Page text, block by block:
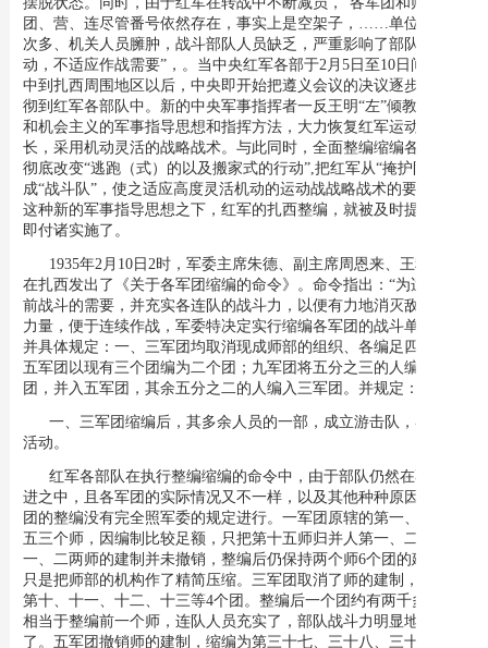
团、营、连尽管番号依然存在，事实上是空架子，……单位多、层
次多、机关人员臃肿，战斗部队人员缺乏，严重影响了部队的机
动，不适应作战需要”，。当中央红军各部于2月5日至10日间，集
中到扎西周围地区以后，中央即开始把遵义会议的决议逐步传达贯
彻到红军各部队中。新的中央军事指挥者一反王明“左”倾教条主义
和机会主义的军事指导思想和指挥方法，大力恢复红军运动战的特
长，采用机动灵活的战略战术。与此同时，全面整编缩编各部队，
彻底改变“逃跑（式）的以及搬家式的行动”,把红军从“掩护队”变
成“战斗队”，使之适应高度灵活机动的运动战战略战术的要求。在
这种新的军事指导思想之下，红军的扎西整编，就被及时提出并立
即付诸实施了。
1935年2月10日2时，军委主席朱德、副主席周恩来、王稼祥，
在扎西发出了《关于各军团缩编的命令》。命令指出：“为适应目
前战斗的需要，并充实各连队的战斗力，以便有力地消灭敌人有生
力量，便于连续作战，军委特决定实行缩编各军团的战斗单位”。
并具体规定：一、三军团均取消现成师部的组织、各编足四个团；
五军团以现有三个团编为二个团；九军团将五分之三的人编为一个
团，并入五军团，其余五分之二的人编入三军团。并规定：
一、三军团缩编后，其多余人员的一部，成立游击队，在地方
活动。
红军各部队在执行整编缩编的命令中，由于部队仍然在不断转
进之中，且各军团的实际情况又不一样，以及其他种种原因，各军
团的整编没有完全照军委的规定进行。一军团原辖的第一、二、十
五三个师，因编制比较足额，只把第十五师归并人第一、二师，
一、二两师的建制并未撤销，整编后仍保持两个师6个团的建制，
只是把师部的机构作了精简压缩。三军团取消了师的建制，缩编为
第十、十一、十二、十三等4个团。整编后一个团约有两千多人，
相当于整编前一个师，连队人员充实了，部队战斗力明显地提高
了。五军团撤销师的建制，缩编为第三十七、三十八、三十九等3